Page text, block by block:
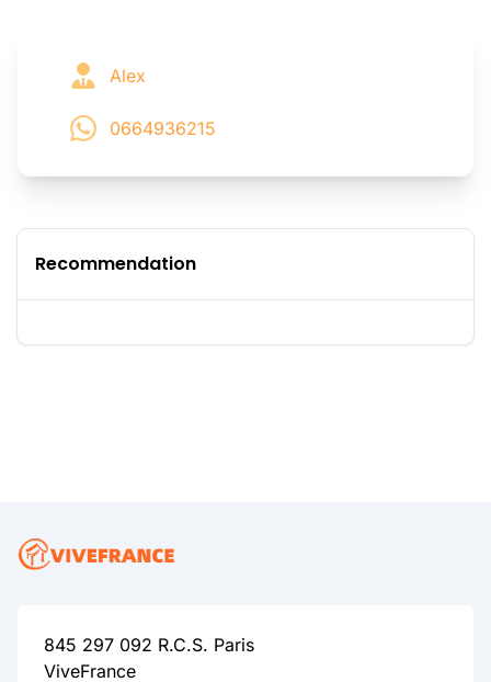
Alex
0664936215
Recommendation
845 297 092 R.C.S. Paris
ViveFrance